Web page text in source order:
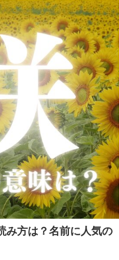
み方は？名前に人気の